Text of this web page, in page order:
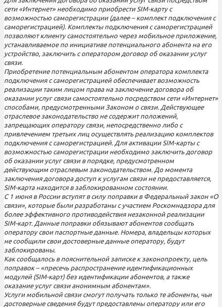
сети «Интернет» необходимо приобрести SIM-карту с
возможностью саморегистрации (далее – комплект подключения с
саморегистрацией). Комплекты подключения с саморегистрацией
позволяют клиенту самостоятельно через мобильное приложение,
устанавливаемое по инициативе потенциального абонента на его
устройство, заключить с оператором договор об оказании услуг
связи.
Приобретение потенциальным абонентом оператора комплекта
подключения с саморегистрацией обеспечивает возможность
реализации таким лицом права на заключение договора об
оказании услуг связи самостоятельно посредством сети «Интернет»
способами, предусмотренными Законом о связи. Действующее
отраслевое законодательство не содержит положений,
запрещающих оператору связи, непосредственно либо с
привлечением третьих лиц осуществлять реализацию комплектов
подключения с саморегистрацией. Для активации SIM-карты с
возможностью саморегистрации необходимо заключить договор
об оказании услуг связи в порядке, предусмотренном
действующим отраслевым законодательством. До момента
заключения договора доступ к услугам связи не предоставляется,
SIM-карта находится в заблокированном состоянии.
С 1 июня в России вступят в силу поправки в Федеральный закон «О
связи», которые были разработаны с участием Роскомнадзора для
более эффективного противодействия незаконной реализации
SIM-карт. Данные поправки обязывают абонентов сообщать
оператору свои паспортные данные. Номера, владельцы которых
не сообщили свои достоверные данные оператору, будут
заблокированы.
Как сообщалось в пояснительной записке к законопроекту, цель
поправок – «пресечь распространение идентификационных
модулей (SIM-карт) без идентификации абонентов, а также
оказание услуг связи анонимным абонентам».
Услуги мобильной связи смогут получать только те абоненты, чьи
достоверные сведения будут предоставлены оператору или его